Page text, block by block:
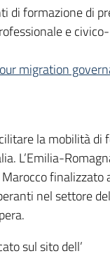
di formazione di
e civico-
migration
la mobilità di
L’Emilia-
finalizzato
nel settore
sul sito dell’